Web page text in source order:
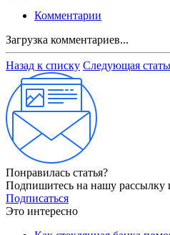
Комментарии
Загрузка комментариев...
Назад к списку Следующая
Понравилась статья?
Подпишитесь на нашу рассылку
Подписаться
Это интересно